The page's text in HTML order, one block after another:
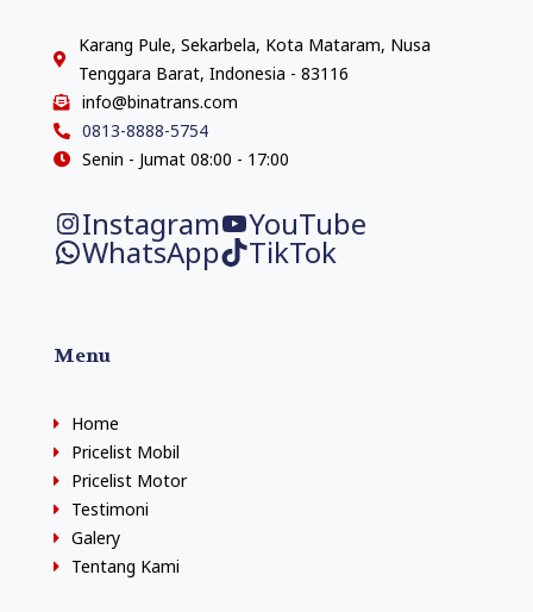
Karang Pule, Sekarbela, Kota Mataram, Nusa
Tenggara Barat, Indonesia - 83116
info@binatrans.com
0813-8888-5754
Senin - Jumat 08:00 - 17:00
Instagram YouTube
WhatsApp TikTok
Menu
Home
Pricelist Mobil
Pricelist Motor
Testimoni
Galery
Tentang Kami